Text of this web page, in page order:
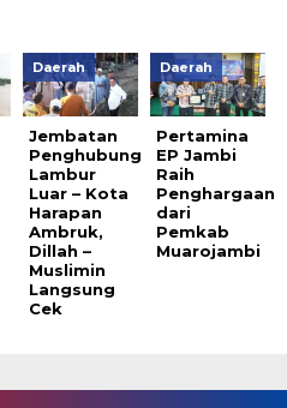
Daerah
Jembatan
Penghubung
Lambur
Luar – Kota
Harapan
Ambruk,
Dillah –
Muslimin
Langsung
Cek
Daerah
Pertamina
EP Jambi
Raih
Penghargaan
dari
Pemkab
Muarojambi